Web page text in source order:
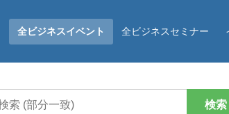
全ビジネスイベント 全ビジネスセミナー
検索